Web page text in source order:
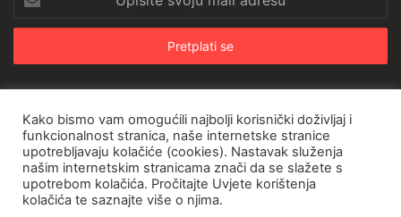
svoju
mail
© Copyright 2026, All Rights Reserved |CroRing Magazin
Naslovnica
Arhiva Pravila o privatnosti Impressum SHOP
Facebook
Twitter
Kako bismo vam omogućili najbolji korisnički doživljaj i
funkcionalnost stranica, naše internetske stranice
upotrebljavaju kolačiće (cookies). Nastavak služenja
našim internetskim stranicama znači da se slažete s
upotrebom kolačića. Pročitajte Uvjete korištenja
kolačića te saznajte više o njima.